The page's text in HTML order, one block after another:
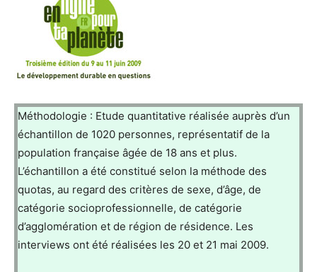
Méthodologie : Etude quantitative réalisée auprès d’un
échantillon de 1020 personnes, représentatif de la
population française âgée de 18 ans et plus.
L’échantillon a été constitué selon la méthode des
quotas, au regard des critères de sexe, d’âge, de
catégorie socioprofessionnelle, de catégorie
d’agglomération et de région de résidence. Les
interviews ont été réalisées les 20 et 21 mai 2009.